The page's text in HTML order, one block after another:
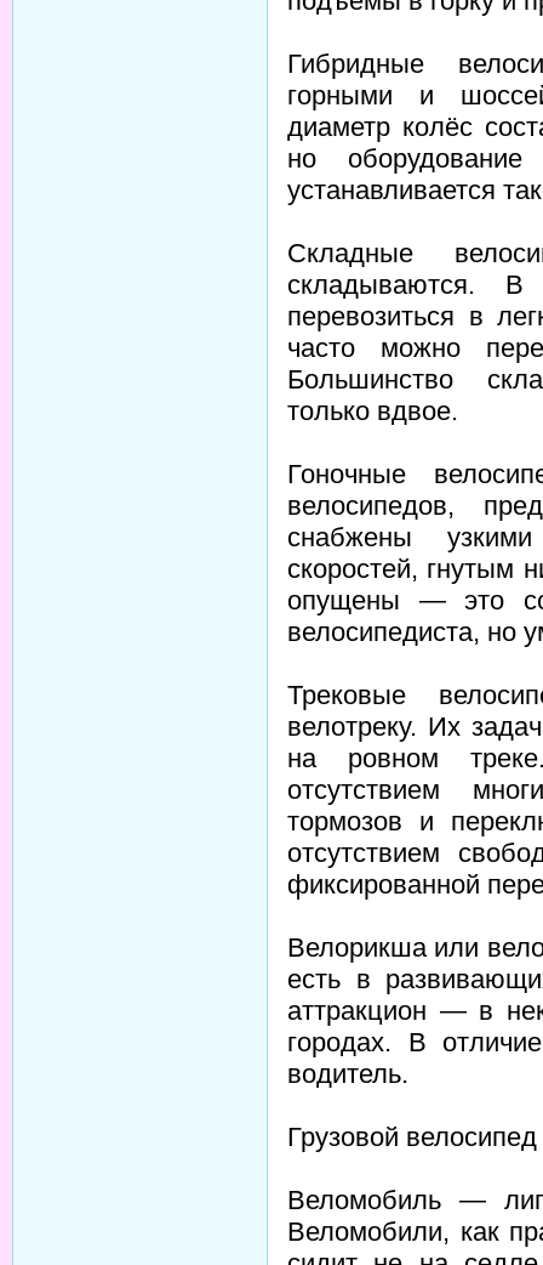
Гибридные
горными и
диаметр колёс
но
устанавливается
Складные
складываются.
перевозиться в
часто можно
Большинство
только вдвое.
Гоночные
велосипедов,
снабжены
скоростей, гнутым
опущены — это
велосипедиста, но
Трековые
велотреку. Их
на ровном
отсутствием
тормозов и
отсутствием
фиксированной
Велорикша или
есть в
аттракцион — в
городах. В
водитель.
Грузовой
Веломобиль —
Веломобили, как